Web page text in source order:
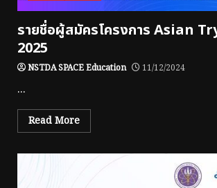
รายชื่อผู้สมัครโครงการ Asian
2025
NSTDA SPACE Education 11/12/2024
...
Read More